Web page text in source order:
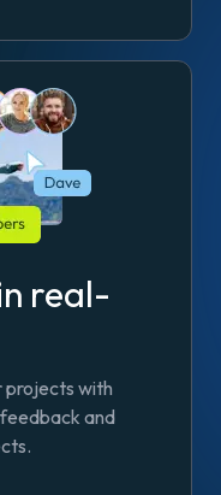
real-
projects with
and